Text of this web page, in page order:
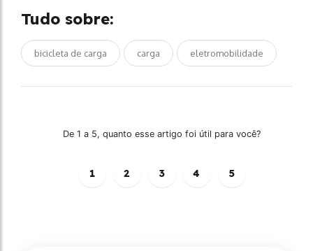
Tudo sobre:
bicicleta de carga carga eletromobilidade
De 1 a 5, quanto esse artigo foi útil para você?
1 2 3 4 5